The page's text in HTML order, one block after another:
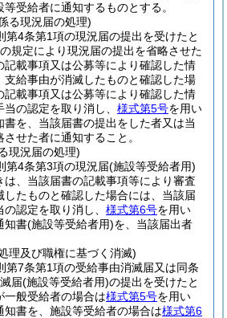
受給者に通知するものとする。
る現況届の処理)
第4条第1項の現況届の提出を受けたと
規定により現況届の提出を省略させた
記載事項又は公募等により確認した情
支給事由が消滅したものと確認した場
記載事項又は公募等により確認した情
の認定を取り消し、 様式第5号を用い
を、当該届書の提出をした者又は当
せた者に通知すること。
現況届の処理)
第4条第3項の現況届(施設等受給者用)
は、当該届書の記載事項等により審査
したものと確認した場合には、当該届
認定を取り消し、 様式第6号を用い
知書(施設等受給者用)を、当該届出者
理及び職権に基づく消滅)
第7条第1項の受給事由消滅届又は同条
届(施設等受給者用)の提出を受けたと
一般受給者の場合は様式第5号を用い
知書を、施設等受給者の場合は様式第6